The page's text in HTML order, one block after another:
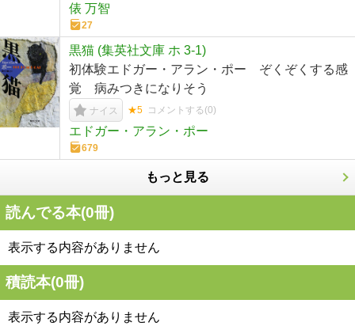
俵 万智
27
黒猫 (集英社文庫 ホ 3-1)
初体験エドガー・アラン・ポー ぞくぞくする感
覚 病みつきになりそう
ナイス ★5 コメントする(0)
エドガー・アラン・ポー
679
もっと見る
読んでる本(0冊)
表示する内容がありません
積読本(0冊)
表示する内容がありません